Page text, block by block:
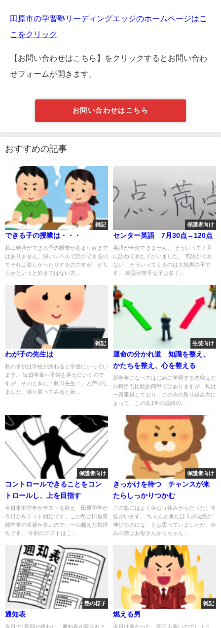
田原市の学習塾リーディングエッジのホームページはこ
こをクリック
【お問い合わせはこちら】をクリックするとお問い合わ
せフォームが開きます。
お問い合わせはこちら
おすすめの記事
雑記
できる子の授業は・・・
私は勉強ができる子の授業があまり好きで
はありません。深いレベルで話ができるの
でそれは楽しかったりするのですが、どち
らかというと好きではない方...
保護者向け
センター英語 7月30点→120点
英語が全然できません。 そういって７月
に訪ねてきた子がいました。 英語ができ
ない、そういってくるのは大抵男の子で
す。 英語が苦手な子は多く...
雑記
わが子の先生は
私の子供は学校が終わると学童にいってい
ます。 毎日学童へ子供を迎えにいくので
すが、そのときに「眞田先生！」と声がし
ました。振り返ってみると若...
生徒向け
運命の分かれ道 知識を整え、
かたちを整え、心を整える
新学年になってはじめに学習する内容はど
の科目も比較的簡単ではありますが、私は
一番重視しており、この今の取り組み方に
よって、この先1年の成績の...
保護者向け
コントロールできることをコン
トロールし、上を目指す
今日東部中学がテストを終え、田原中学が
今日からテスト開始です。この塾は田原東
部中学の生徒が多いので、一山越えた気持
ちです。 今回のテストはこ...
保護者向け
きっかけを待つ チャンスが来
たらしっかりつかむ
この塾にはよく休む（休みがちだった）生
徒がいます。 ちゃんと来たほうが成績が
伸びるのにな、とは思っていましたが、休
みの際はお母さんからちゃん...
塾の様子
通知表
今日で1学期が終わり、通知表が渡されま
雑記
燃える男
今日は寒かった。明日も寒いのでしょう